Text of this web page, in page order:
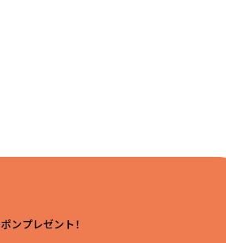
ンプレゼント！